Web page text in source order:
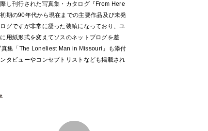
し刊行された写真集・カタログ『From Here
期の90年代から現在までの主要作品及び未発
グですが非常に凝った装幀になっており、ユ
用紙形式を変えてソスのネットブログを差
集「The Loneliest Man in Missouri」も添付
タビューやコンセプトリストなども掲載され